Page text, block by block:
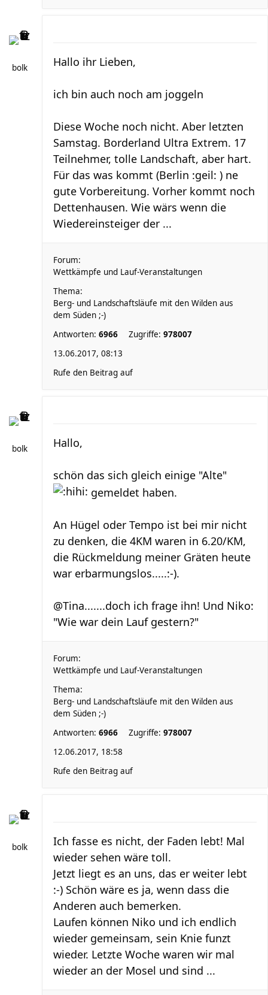
bolk Hallo ihr Lieben,
ich bin auch noch am joggeln
Diese Woche noch nicht. Aber letzten
Samstag. Borderland Ultra Extrem. 17
Teilnehmer, tolle Landschaft, aber hart.
Für das was kommt (Berlin :geil: ) ne
gute Vorbereitung. Vorher kommt noch
Dettenhausen. Wie wärs wenn die
Wiedereinsteiger der ...
Forum:
Wettkämpfe und Lauf-Veranstaltungen
Thema:
Berg- und Landschaftsläufe mit den Wilden aus
dem Süden ;-)
Antworten: 6966 Zugriffe: 978007
13.06.2017, 08:13
Rufe den Beitrag auf
bolk Hallo,
schön das sich gleich einige "Alte"
gemeldet haben.
An Hügel oder Tempo ist bei mir nicht
zu denken, die 4KM waren in 6.20/KM,
die Rückmeldung meiner Gräten heute
war erbarmungslos.....:-).
@Tina.......doch ich frage ihn! Und Niko:
"Wie war dein Lauf gestern?"
Forum:
Wettkämpfe und Lauf-Veranstaltungen
Thema:
Berg- und Landschaftsläufe mit den Wilden aus
dem Süden ;-)
Antworten: 6966 Zugriffe: 978007
12.06.2017, 18:58
Rufe den Beitrag auf
bolk
Ich fasse es nicht, der Faden lebt! Mal
wieder sehen wäre toll.
Jetzt liegt es an uns, das er weiter lebt
:-) Schön wäre es ja, wenn dass die
Anderen auch bemerken.
Laufen können Niko und ich endlich
wieder gemeinsam, sein Knie funzt
wieder. Letzte Woche waren wir mal
wieder an der Mosel und sind ...